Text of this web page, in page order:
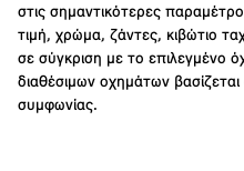
στις σημαντικότερες
τιμή, χρώμα, ζάντες, κιβώτιο
σε σύγκριση με το επιλεγμένο
διαθέσιμων οχημάτων
συμφωνίας.